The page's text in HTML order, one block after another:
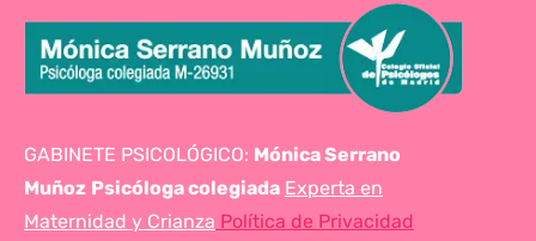
GABINETE PSICOLÓGICO: Mónica Serrano
Muñoz Psicóloga colegiada Experta en
Maternidad y Crianza Política de Privacidad